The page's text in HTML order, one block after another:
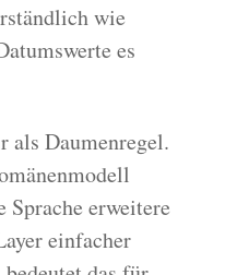
wie
es
als Daumenregel.
Sprache erweitere
einfacher